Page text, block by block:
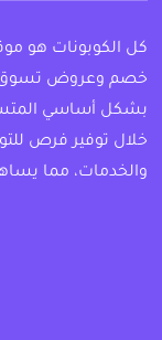
كل الكوبونات هو
خصم وعروض تسوق
بشكل أساسي
خلال توفير فرص
والخدمات، مما